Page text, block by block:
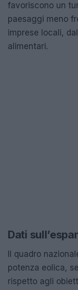
favoriscono un
paesaggi meno
imprese locali,
alimentari.
Dati
Il quadro
potenza eolica,
rispetto agli